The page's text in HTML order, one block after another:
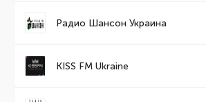
Радио Шансон Украина
KISS FM Ukraine